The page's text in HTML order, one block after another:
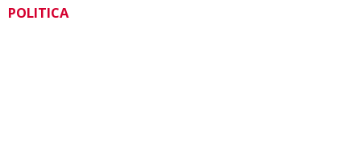
POLITICA